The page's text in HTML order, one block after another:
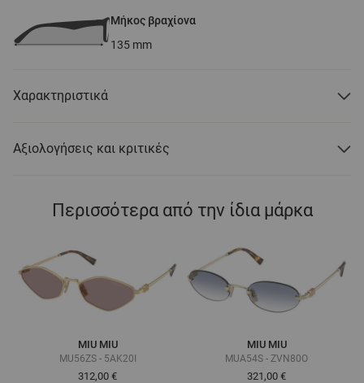
Μήκος βραχίονα
135 mm
Χαρακτηριστικά
Αξιολογήσεις και κριτικές
Περισσότερα από την ίδια μάρκα
MIU MIU
MU56ZS - 5AK20I
312,00 €
MIU MIU
MUA54S - ZVN80O
321,00 €